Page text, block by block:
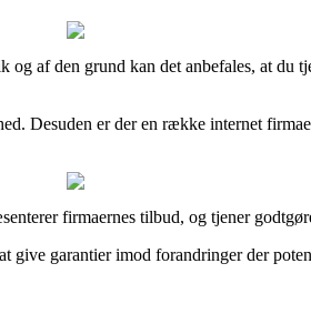
af den grund kan det anbefales, at du
Desuden er der en række internet
firmaernes tilbud, og tjener
garantier imod forandringer der